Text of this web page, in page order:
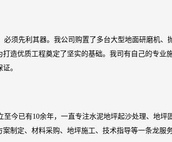
须先利其器。我公司购置了多台大型地面研磨机、
打造优质工程奠定了坚实的基础。我司有自己的专业
。
至今已有10余年，一直专注水泥地坪起沙处理、地坪
案制定、材料采购、地坪施工、技术指导等一条龙服